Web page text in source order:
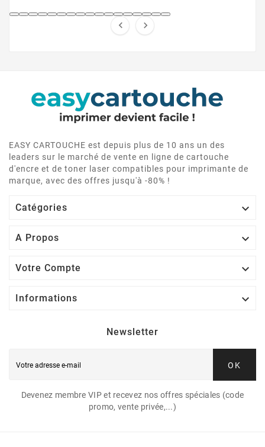
 
EASY CARTOUCHE est depuis plus de 10 ans un des
leaders sur le marché de vente en ligne de cartouche
d'encre et de toner laser compatibles pour imprimante de
marque, avec des offres jusqu'à -80% !
Catégories 
A Propos 
Votre Compte 
Informations 
Newsletter
OK
Devenez membre VIP et recevez nos offres spéciales (code
promo, vente privée,...)